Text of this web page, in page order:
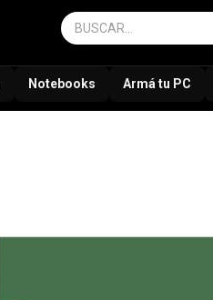
Notebooks Armá tu PC